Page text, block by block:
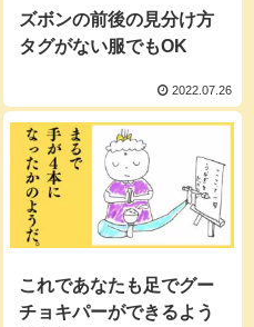
ズボンの前後の見分け方
タグがない服でもOK
2022.07.26
これであなたも足でグー
チョキパーができるよう